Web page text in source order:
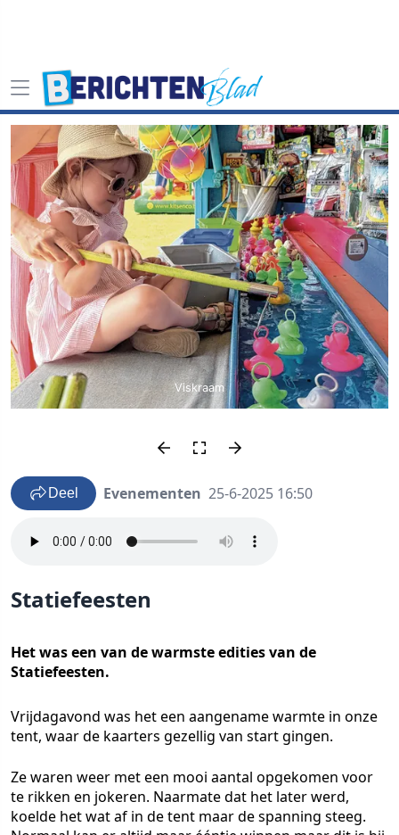
Viskraam
Deel Evenementen 25-6-2025 16:50
Statiefeesten
Het was een van de warmste edities van de
Statiefeesten.
Vrijdagavond was het een aangename warmte in onze
tent, waar de kaarters gezellig van start gingen.
Ze waren weer met een mooi aantal opgekomen voor
te rikken en jokeren. Naarmate dat het later werd,
koelde het wat af in de tent maar de spanning steeg.